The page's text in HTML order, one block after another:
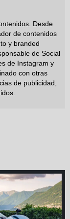
Desde
de contenidos
y branded
de Social
de Instagram y
con otras
de publicidad,